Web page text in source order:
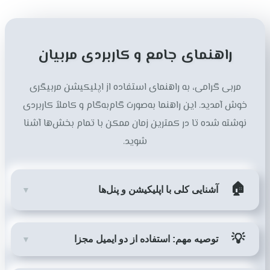
راهنمای جامع و کاربردی مربیان
مربی گرامی، به راهنمای استفاده از اپلیکیشن مربیگری
خوش آمدید. این راهنما به‌صورت گام‌به‌گام و کاملاً کاربردی
نوشته شده تا در کمترین زمان ممکن با تمام بخش‌ها آشنا
شوید.
🏠 آشنایی کلی با اپلیکیشن و پنل‌ها ▼
معرفی بخش:اپلیکیشن دارای دو لینک ورود و دو پنل کاملاً مجزا
است: «داشبورد ورزشکار» و «داشبورد مربی».
💡 توصیه مهم: استفاده از دو ایمیل مجزا ▼